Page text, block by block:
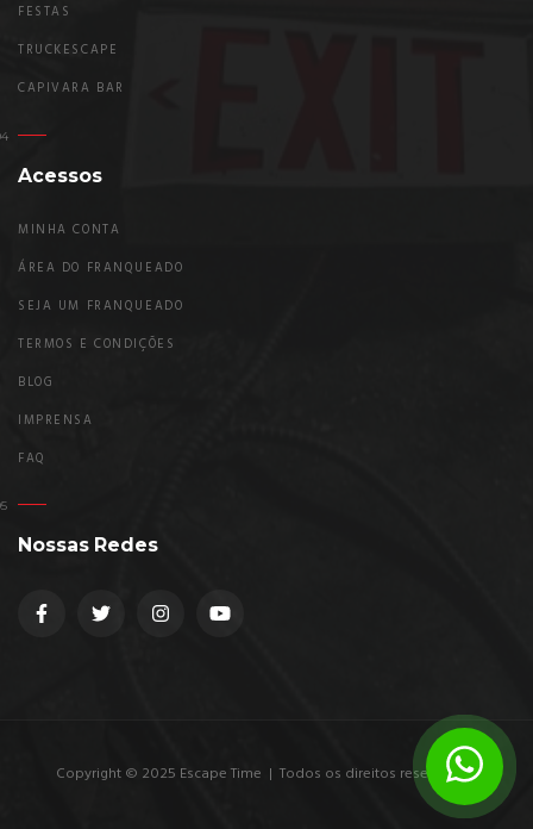
FESTAS
TRUCKESCAPE
CAPIVARA BAR
Acessos
MINHA CONTA
ÁREA DO FRANQUEADO
SEJA UM FRANQUEADO
TERMOS E CONDIÇÕES
BLOG
IMPRENSA
FAQ
Nossas Redes
Copyright © 2025 Escape Time | Todos os direitos reservados.